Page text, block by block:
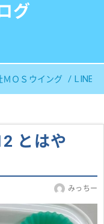
グ
ＯＳウイング
とはや
みっちー